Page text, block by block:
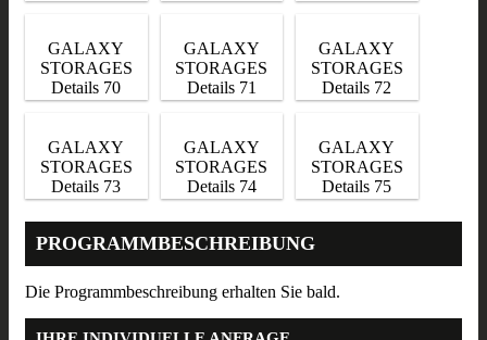
GALAXY
STORAGES
Details 70
GALAXY
STORAGES
Details 71
GALAXY
STORAGES
Details 72
GALAXY
STORAGES
Details 73
GALAXY
STORAGES
Details 74
GALAXY
STORAGES
Details 75
PROGRAMMBESCHREIBUNG
Die Programmbeschreibung erhalten Sie bald.